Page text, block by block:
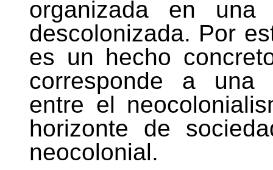
organizada en una
descolonizada. Por
es un hecho
corresponde a una
entre el
horizonte de
neocolonial.